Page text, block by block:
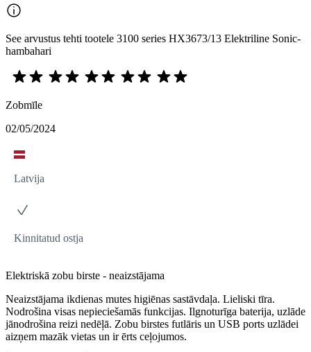
See arvustus tehti tootele 3100 series HX3673/13 Elektriline Sonic-
hambahari
Zobmīle
02/05/2024
Latvija
Kinnitatud ostja
Elektriskā zobu birste - neaizstājama
Neaizstājama ikdienas mutes higiēnas sastāvdaļa. Lieliski tīra.
Nodrošina visas nepieciešamās funkcijas. Ilgnoturīga baterija, uzlāde
jānodrošina reizi nedēļā. Zobu birstes futlāris un USB ports uzlādei
aizņem mazāk vietas un ir ērts ceļojumos.